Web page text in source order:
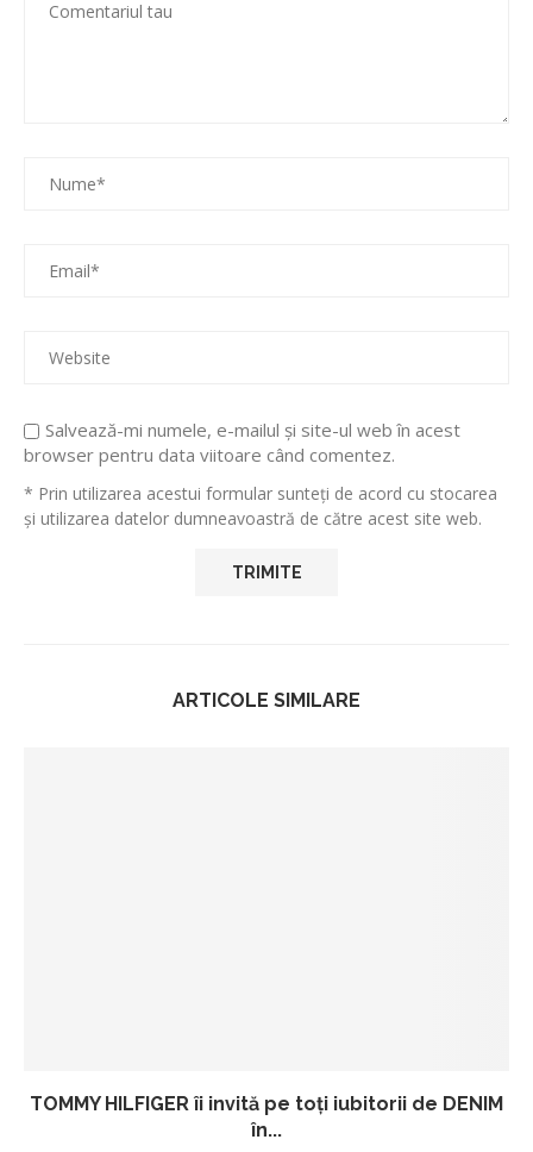
Salvează-mi numele, e-mailul și site-ul web în acest
browser pentru data viitoare când comentez.
* Prin utilizarea acestui formular sunteți de acord cu stocarea
și utilizarea datelor dumneavoastră de către acest site web.
ARTICOLE SIMILARE
TOMMY HILFIGER îi invită pe toți iubitorii de DENIM
în...